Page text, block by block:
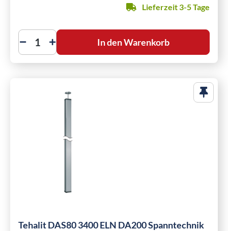
Lieferzeit 3-5 Tage
In den Warenkorb
Tehalit DAS80 3400 ELN DA200 Spanntechnik